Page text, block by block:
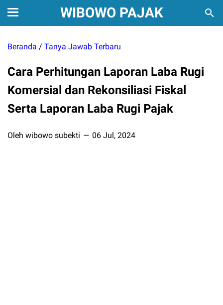
WIBOWO PAJAK
Beranda / Tanya Jawab Terbaru
Cara Perhitungan Laporan Laba Rugi
Komersial dan Rekonsiliasi Fiskal
Serta Laporan Laba Rugi Pajak
Oleh wibowo subekti 06 Jul, 2024